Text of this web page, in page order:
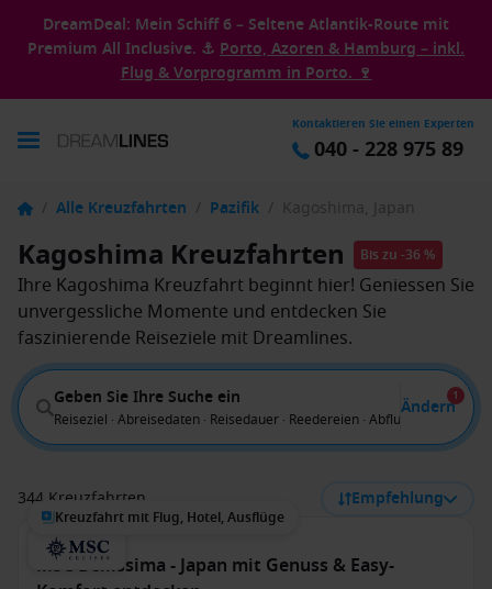
DreamDeal: Mein Schiff 6 – Seltene Atlantik-Route mit
Premium All Inclusive. ⚓ Porto, Azoren & Hamburg – inkl.
Flug & Vorprogramm in Porto. 🍷
Kontaktieren Sie einen Experten
040 - 228 975 89
/ Alle Kreuzfahrten / Pazifik / Kagoshima, Japan
Kagoshima Kreuzfahrten Bis zu -36 %
Ihre Kagoshima Kreuzfahrt beginnt hier! Geniessen Sie
unvergessliche Momente und entdecken Sie
faszinierende Reiseziele mit Dreamlines.
Geben Sie Ihre Suche ein
Reiseziel · Abreisedaten · Reisedauer · Reedereien · Abflug von
Ändern
1
344 Kreuzfahrten Empfehlung
Kreuzfahrt mit Flug, Hotel, Ausflüge
MSC Bellissima - Japan mit Genuss & Easy-